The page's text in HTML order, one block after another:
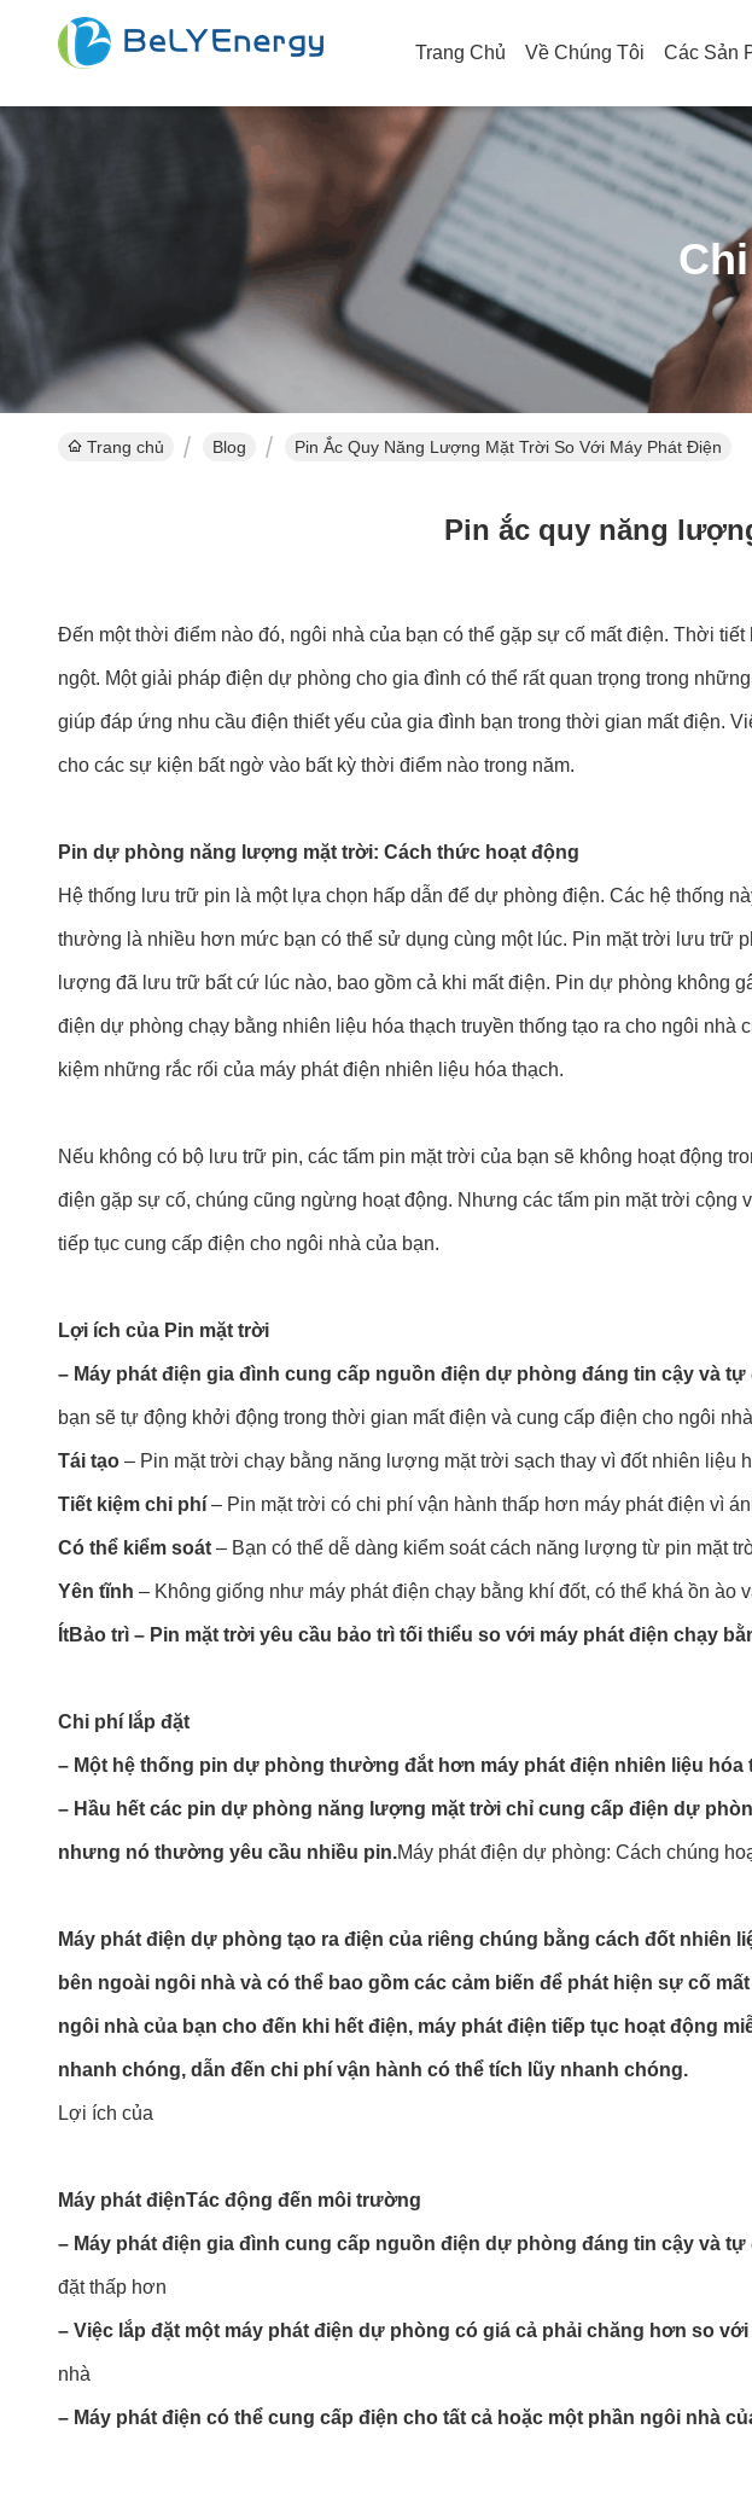
Trang Chủ Về Chúng Tôi Các Sản
Trang chủ Blog Pin Ắc Quy Năng Lượng Mặt Trời So Với Máy Phát Điện
Pin ắc quy năng
Đến một thời điểm nào đó, ngôi nhà của bạn có thể gặp sự cố mất điện. Thời
ngột. Một giải pháp điện dự phòng cho gia đình có thể rất quan trọng trong
giúp đáp ứng nhu cầu điện thiết yếu của gia đình bạn trong thời gian mất điện.
cho các sự kiện bất ngờ vào bất kỳ thời điểm nào trong năm.
Pin dự phòng năng lượng mặt trời: Cách thức hoạt động
Hệ thống lưu trữ pin là một lựa chọn hấp dẫn để dự phòng điện. Các hệ thống
thường là nhiều hơn mức bạn có thể sử dụng cùng một lúc. Pin mặt trời lưu trữ
lượng đã lưu trữ bất cứ lúc nào, bao gồm cả khi mất điện. Pin dự phòng không
điện dự phòng chạy bằng nhiên liệu hóa thạch truyền thống tạo ra cho ngôi
kiệm những rắc rối của máy phát điện nhiên liệu hóa thạch.
Nếu không có bộ lưu trữ pin, các tấm pin mặt trời của bạn sẽ không hoạt động
điện gặp sự cố, chúng cũng ngừng hoạt động. Nhưng các tấm pin mặt trời
tiếp tục cung cấp điện cho ngôi nhà của bạn.
Lợi ích của Pin mặt trời
– Máy phát điện gia đình cung cấp nguồn điện dự phòng đáng tin cậy và
bạn sẽ tự động khởi động trong thời gian mất điện và cung cấp điện cho ngôi
Tái tạo – Pin mặt trời chạy bằng năng lượng mặt trời sạch thay vì đốt nhiên liệu
Tiết kiệm chi phí – Pin mặt trời có chi phí vận hành thấp hơn máy phát điện vì
Có thể kiểm soát – Bạn có thể dễ dàng kiểm soát cách năng lượng từ pin mặt
Yên tĩnh – Không giống như máy phát điện chạy bằng khí đốt, có thể khá ồn ào
ÍtBảo trì – Pin mặt trời yêu cầu bảo trì tối thiểu so với máy phát điện chạy
Chi phí lắp đặt
– Một hệ thống pin dự phòng thường đắt hơn máy phát điện nhiên liệu
– Hầu hết các pin dự phòng năng lượng mặt trời chỉ cung cấp điện dự
nhưng nó thường yêu cầu nhiều pin.Máy phát điện dự phòng: Cách chúng
Máy phát điện dự phòng tạo ra điện của riêng chúng bằng cách đốt
bên ngoài ngôi nhà và có thể bao gồm các cảm biến để phát hiện sự cố
ngôi nhà của bạn cho đến khi hết điện, máy phát điện tiếp tục hoạt động
nhanh chóng, dẫn đến chi phí vận hành có thể tích lũy nhanh chóng.
Lợi ích của
Máy phát điệnTác động đến môi trường
– Máy phát điện gia đình cung cấp nguồn điện dự phòng đáng tin cậy và
đặt thấp hơn
– Việc lắp đặt một máy phát điện dự phòng có giá cả phải chăng hơn so
nhà
– Máy phát điện có thể cung cấp điện cho tất cả hoặc một phần ngôi nhà